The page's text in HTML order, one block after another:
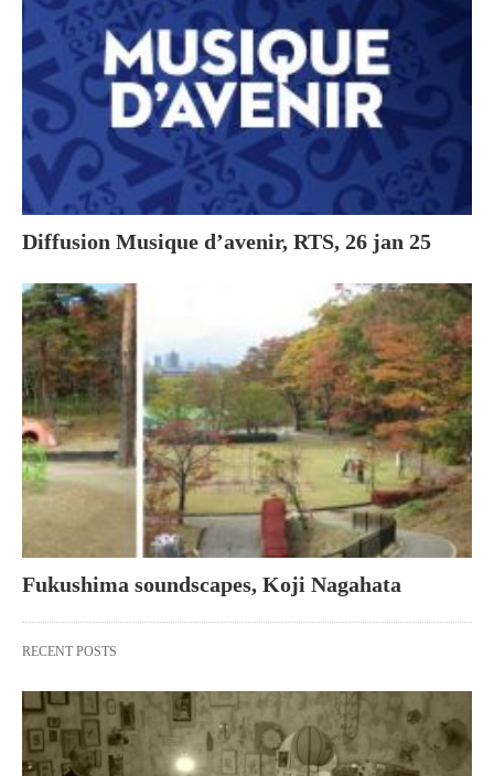
Diffusion Musique d’avenir, RTS, 26 jan 25
Fukushima soundscapes, Koji Nagahata
RECENT POSTS